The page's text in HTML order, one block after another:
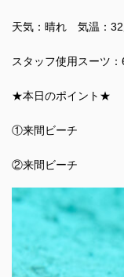
天気：晴れ 気温：
スタッフ使用スーツ
★本日のポイント★
①来間ビーチ
②来間ビーチ